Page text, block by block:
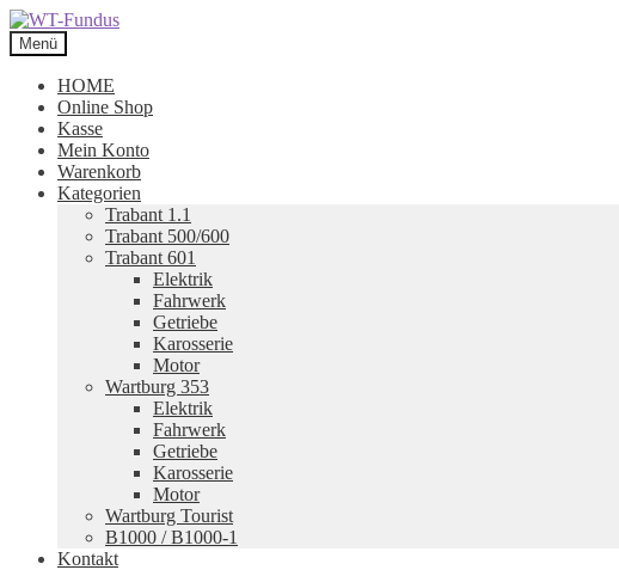
Zur
Navigation
springen
Zum
Inhalt
springen
Menü
HOME
Online Shop
Kasse
Mein Konto
Warenkorb
Kategorien
Trabant 1.1
Trabant 500/600
Trabant 601
Elektrik
Fahrwerk
Getriebe
Karosserie
Motor
Wartburg 353
Elektrik
Fahrwerk
Getriebe
Karosserie
Motor
Wartburg Tourist
B1000 / B1000-1
Kontakt